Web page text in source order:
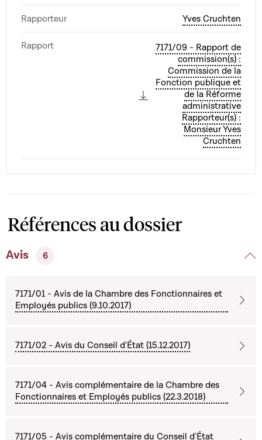
Rapporteur Yves Cruchten
Rapport
7171/09 - Rapport de
commission(s) :
Commission de la
Fonction publique et
de la Réforme
administrative
Rapporteur(s) :
Monsieur Yves
Cruchten
Références au dossier
Avis 6
7171/01 - Avis de la Chambre des Fonctionnaires et
Employés publics (9.10.2017)
7171/02 - Avis du Conseil d'État (15.12.2017)
7171/04 - Avis complémentaire de la Chambre des
Fonctionnaires et Employés publics (22.3.2018)
7171/05 - Avis complémentaire du Conseil d'État